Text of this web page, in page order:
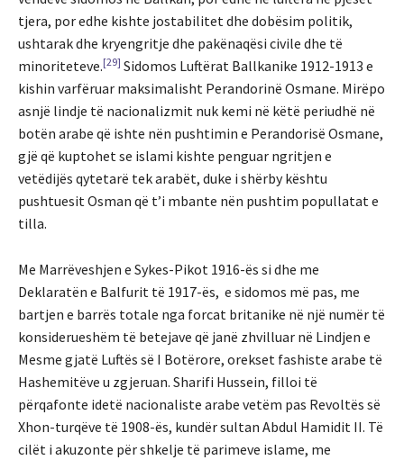
tjera, por edhe kishte jostabilitet dhe dobësim politik,
ushtarak dhe kryengritje dhe pakënaqësi civile dhe të
minoriteteve.[29] Sidomos Luftërat Ballkanike 1912-1913 e
kishin varfëruar maksimalisht Perandorinë Osmane. Mirëpo
asnjë lindje të nacionalizmit nuk kemi në këtë periudhë në
botën arabe që ishte nën pushtimin e Perandorisë Osmane,
gjë që kuptohet se islami kishte penguar ngritjen e
vetëdijës qytetarë tek arabët, duke i shërby kështu
pushtuesit Osman që t’i mbante nën pushtim popullatat e
tilla.
Me Marrëveshjen e Sykes-Pikot 1916-ës si dhe me
Deklaratën e Balfurit të 1917-ës, e sidomos më pas, me
bartjen e barrës totale nga forcat britanike në një numër të
konsiderueshëm të betejave që janë zhvilluar në Lindjen e
Mesme gjatë Luftës së I Botërore, orekset fashiste arabe të
Hashemitëve u zgjeruan. Sharifi Hussein, filloi të
përqafonte idetë nacionaliste arabe vetëm pas Revoltës së
Xhon-turqëve të 1908-ës, kundër sultan Abdul Hamidit II. Të
cilët i akuzonte për shkelje të parimeve islame, me